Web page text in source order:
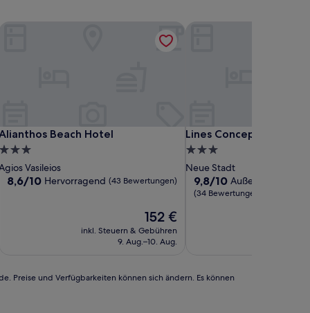
Alianthos Beach Hotel
Alianthos Beach Hotel
3.0-
Sterne-
Unterkunft
Agios Vasileios
8.6
8,6/10 Hervorragend (43 Bewertungen)
Der
Preis
beträgt
152 €
inkl. Steuern & Gebühren
9. Aug.–10. Aug.
Lines Concept
Lines Concept
3.0-
Sterne-
Unterkunft
Neue Stadt
9.8
von
9,8/10 Außergewöhnlich
(34 Bewertungen)
Preise und Verfügbarkeiten können sich ändern. Es können